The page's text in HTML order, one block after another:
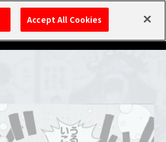
Accept All Cookies